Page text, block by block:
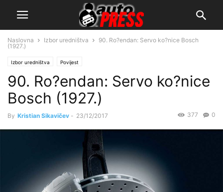
Naslovna Izbor uredništva
90. Ro?endan: Servo ko?nice Bosch
(1927.)
Izbor uredništva Povijest
90. Ro?endan: Servo ko?nice
Bosch (1927.)
By Kristian Sikavičev - 23/12/2017 0
377